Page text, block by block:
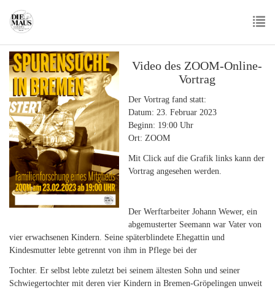
main
Video des ZOOM-Online-
Vortrag
Der Vortrag fand statt:
Datum: 23. Februar 2023
Beginn: 19:00 Uhr
Ort: ZOOM
Mit Click auf die Grafik links kann der
Vortrag angesehen werden.
Der Werftarbeiter Johann Wewer, ein
abgemusterter Seemann war Vater von
vier erwachsenen Kindern. Seine späterblindete Ehegattin und
Kindesmutter lebte getrennt von ihm in Pflege bei der
Tochter. Er selbst lebte zuletzt bei seinem ältesten Sohn und seiner
Schwiegertochter mit deren vier Kindern in Bremen-Gröpelingen unweit